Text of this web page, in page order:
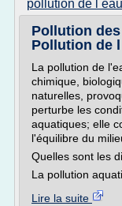
pollution de l
Pollution
Pollution de l
La pollution de
chimique,
naturelles,
perturbe les
aquatiques; elle
l'équilibre du
Quelles sont les
La pollution
Lire la suite